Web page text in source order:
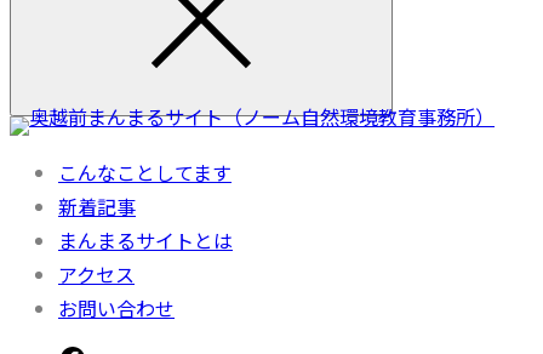
こんなことしてます
新着記事
まんまるサイトとは
アクセス
お問い合わせ